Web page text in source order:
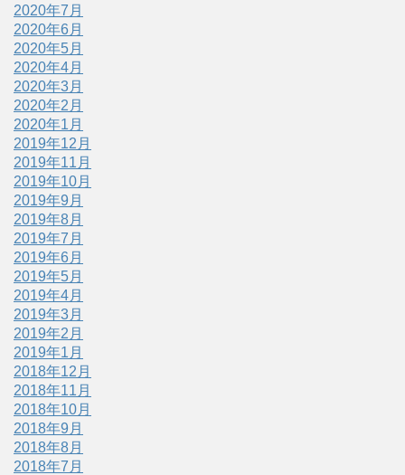
2020年7月
2020年6月
2020年5月
2020年4月
2020年3月
2020年2月
2020年1月
2019年12月
2019年11月
2019年10月
2019年9月
2019年8月
2019年7月
2019年6月
2019年5月
2019年4月
2019年3月
2019年2月
2019年1月
2018年12月
2018年11月
2018年10月
2018年9月
2018年8月
2018年7月